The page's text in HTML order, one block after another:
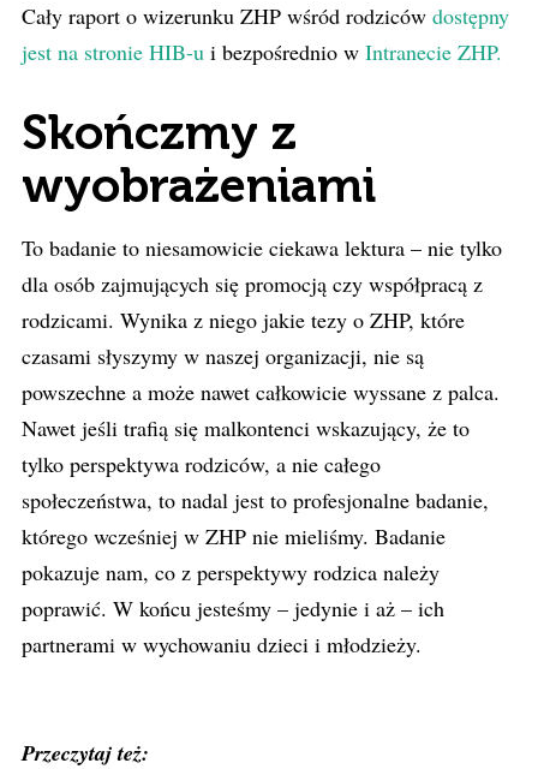
Cały raport o wizerunku ZHP wśród rodziców dostępny
jest na stronie HIB-u i bezpośrednio w Intranecie ZHP.
Skończmy z
wyobrażeniami
To badanie to niesamowicie ciekawa lektura – nie tylko
dla osób zajmujących się promocją czy współpracą z
rodzicami. Wynika z niego jakie tezy o ZHP, które
czasami słyszymy w naszej organizacji, nie są
powszechne a może nawet całkowicie wyssane z palca.
Nawet jeśli trafią się malkontenci wskazujący, że to
tylko perspektywa rodziców, a nie całego
społeczeństwa, to nadal jest to profesjonalne badanie,
którego wcześniej w ZHP nie mieliśmy. Badanie
pokazuje nam, co z perspektywy rodzica należy
poprawić. W końcu jesteśmy – jedynie i aż – ich
partnerami w wychowaniu dzieci i młodzieży.
Przeczytaj też: